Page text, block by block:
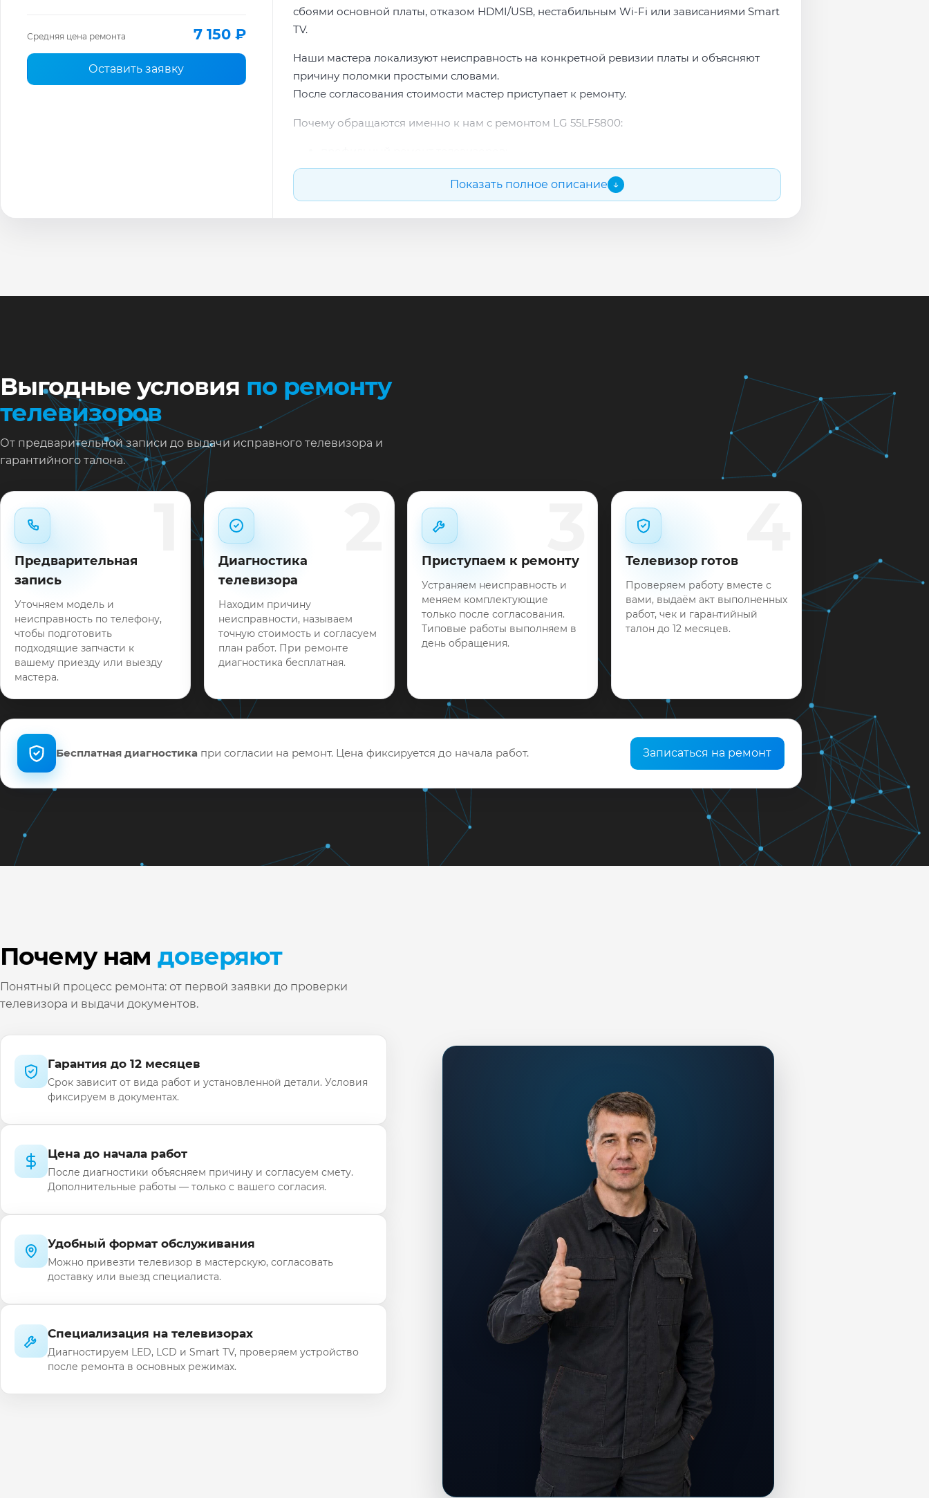
Средняя цена ремонта 7 150 ₽
Оставить заявку
сбоями основной платы, отказом HDMI/USB, нестабильным Wi-Fi или зависаниями Smart
TV.
Наши мастера локализуют неисправность на конкретной ревизии платы и объясняют
причину поломки простыми словами.
После согласования стоимости мастер приступает к ремонту.
Почему обращаются именно к нам с ремонтом LG 55LF5800:
опыт по бренду LG;
прозрачная смета до начала работ;
подбор проверенных комплектующих.
Оставьте заявку или позвоните: укажите симптомы — подскажем ориентир по сроку и
Показать полное описание ↓
Выгодные условия по ремонту
телевизоров
От предварительной записи до выдачи исправного телевизора и
гарантийного талона.
Предварительная
запись
Уточняем модель и
неисправность по телефону,
чтобы подготовить
подходящие запчасти к
вашему приезду или выезду
мастера.
Диагностика
телевизора
Находим причину
неисправности, называем
точную стоимость и согласуем
план работ. При ремонте
диагностика бесплатная.
Приступаем к ремонту
Устраняем неисправность и
меняем комплектующие
только после согласования.
Типовые работы выполняем в
день обращения.
Телевизор готов
Проверяем работу вместе с
вами, выдаём акт выполненных
работ, чек и гарантийный
талон до 12 месяцев.
Бесплатная диагностика при согласии на ремонт. Цена фиксируется до начала работ. Записаться на ремонт
Почему намдоверяют
Понятный процесс ремонта: от первой заявки до проверки
телевизора и выдачи документов.
Гарантия до 12 месяцев
Срок зависит от вида работ и установленной детали. Условия
фиксируем в документах.
Цена до начала работ
После диагностики объясняем причину и согласуем смету.
Дополнительные работы — только с вашего согласия.
Удобный формат обслуживания
Можно привезти телевизор в мастерскую, согласовать
доставку или выезд специалиста.
Специализация на телевизорах
Диагностируем LED, LCD и Smart TV, проверяем устройство
после ремонта в основных режимах.